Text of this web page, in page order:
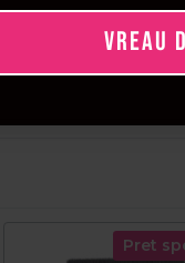
Pret
VREAU